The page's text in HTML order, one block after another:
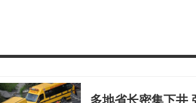
多地省长密集下井